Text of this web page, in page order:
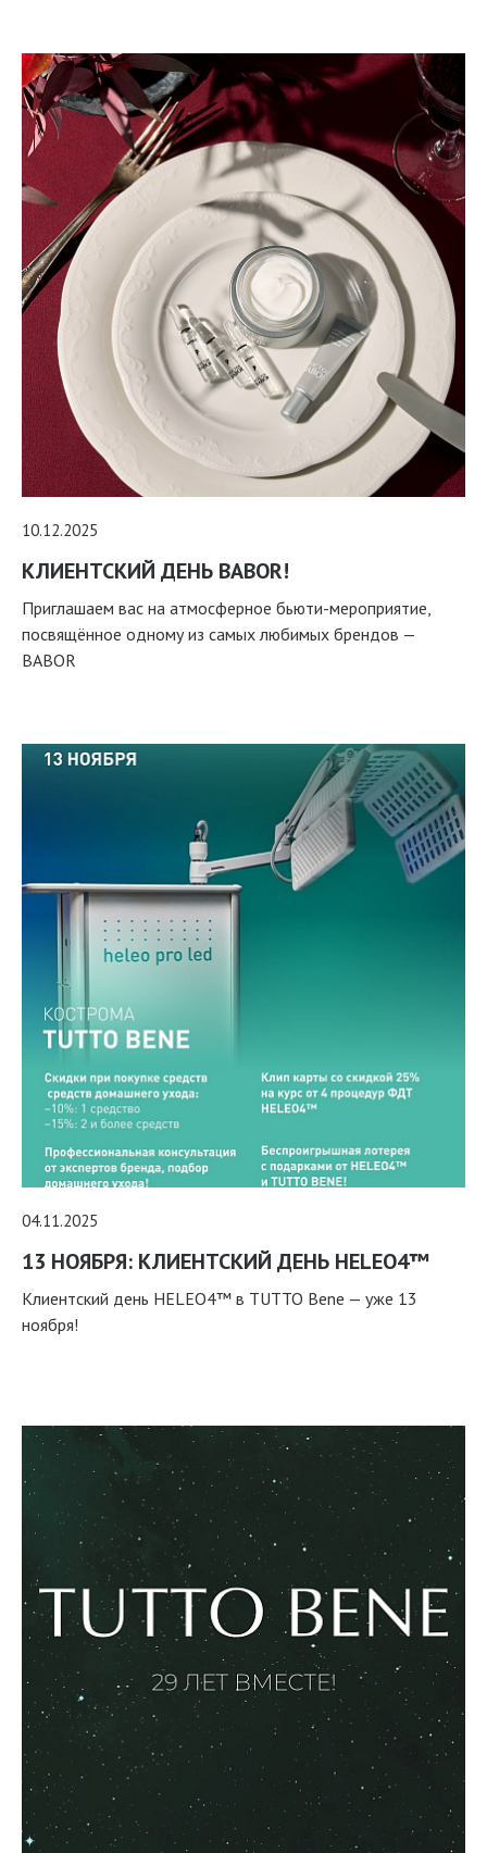
10.12.2025
КЛИЕНТСКИЙ ДЕНЬ BABOR!
Приглашаем вас на атмосферное бьюти-мероприятие,
посвящённое одному из самых любимых брендов —
BABOR
04.11.2025
13 НОЯБРЯ: КЛИЕНТСКИЙ ДЕНЬ HELEO4™
Клиентский день HELEO4™ в TUTTO Bene — уже 13
ноября!